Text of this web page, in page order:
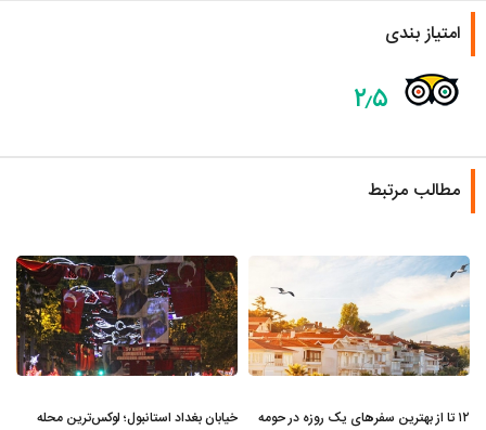
امتیاز بندی
۲٫۵
مطالب مرتبط
۱۲ تا از بهترین سفرهای یک روزه در حومه
خیابان بغداد استانبول؛ لوکس‌ترین محله